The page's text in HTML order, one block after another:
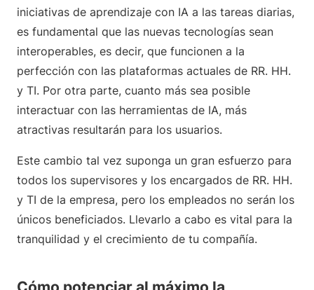
iniciativas de aprendizaje con IA a las tareas diarias,
es fundamental que las nuevas tecnologías sean
interoperables, es decir, que funcionen a la
perfección con las plataformas actuales de RR. HH.
y TI. Por otra parte, cuanto más sea posible
interactuar con las herramientas de IA, más
atractivas resultarán para los usuarios.
Este cambio tal vez suponga un gran esfuerzo para
todos los supervisores y los encargados de RR. HH.
y TI de la empresa, pero los empleados no serán los
únicos beneficiados. Llevarlo a cabo es vital para la
tranquilidad y el crecimiento de tu compañía.